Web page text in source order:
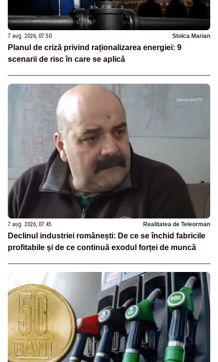
7 aug. 2026, 07:50 Stoica Marian
Planul de criză privind raționalizarea energiei: 9
scenarii de risc în care se aplică
7 aug. 2026, 07:45 Realitatea de Teleorman
Declinul industriei românești: De ce se închid fabricile
profitabile și de ce continuă exodul forței de muncă